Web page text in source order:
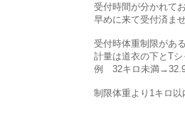
受付時間が分かれて
早めに来て受付済ま
受付時体重制限があ
計量は道衣の下とTシ
例 32キロ未満→32.9
制限体重より1キロ以